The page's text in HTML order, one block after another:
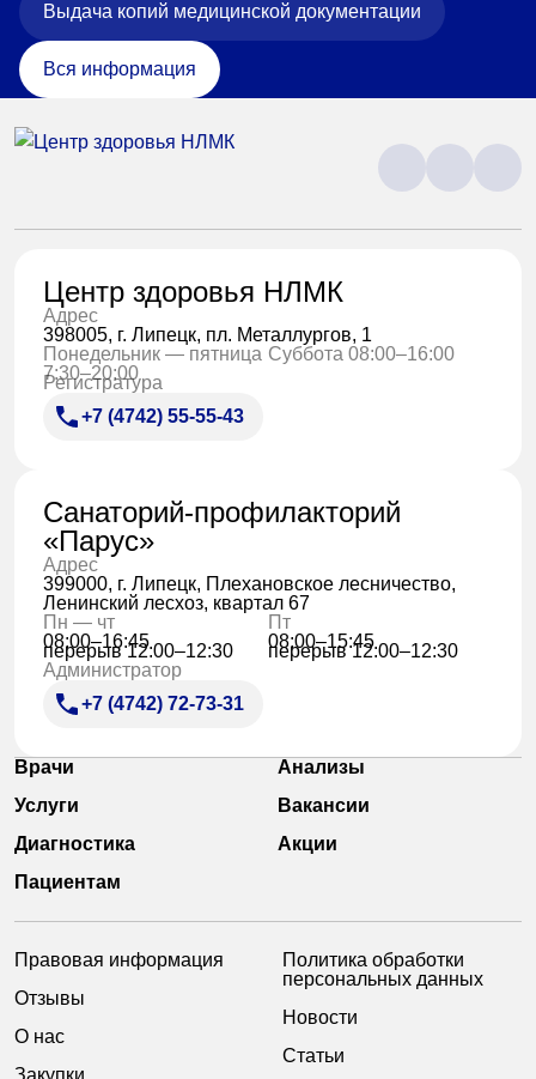
Выдача копий медицинской документации
Вся информация
Центр здоровья НЛМК
Адрес
398005, г. Липецк, пл. Металлургов, 1
Понедельник — пятница
7:30–20:00
Суббота 08:00–16:00
Регистратура
+7 (4742) 55-55-43
Санаторий-профилакторий
«Парус»
Адрес
399000, г. Липецк, Плехановское лесничество,
Ленинский лесхоз, квартал 67
Пн — чт
08:00–16:45
перерыв 12:00–12:30
Пт
08:00–15:45
перерыв 12:00–12:30
Администратор
+7 (4742) 72-73-31
Врачи
Анализы
Услуги
Вакансии
Диагностика
Акции
Пациентам
Правовая информация
Отзывы
О нас
Политика обработки
персональных данных
Новости
Статьи